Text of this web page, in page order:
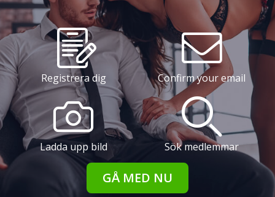
Registrera dig Confirm your email
Ladda upp bild Sök medlemmar
GÅ MED NU